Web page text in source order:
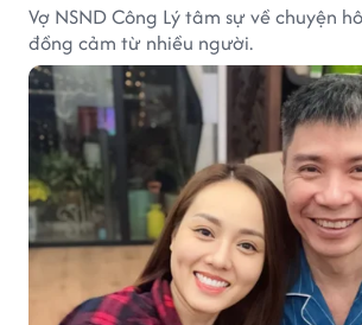
Vợ NSND Công Lý tâm sự về chuyện
đồng cảm từ nhiều người.